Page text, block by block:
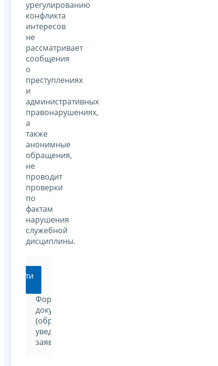
урегулированию
конфликта
интересов
не
рассматривает
сообщения
о
преступлениях
и
административных
правонарушениях,
а
также
анонимные
обращения,
не
проводит
проверки
по
фактам
нарушения
служебной
дисциплины.
Перейти
Формы
документов
(обращение,
уведомление,
заявление)